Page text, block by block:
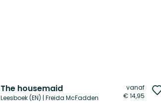
The housemaid
Leesboek (EN) | Freida McFadden
vanaf
€ 14,95